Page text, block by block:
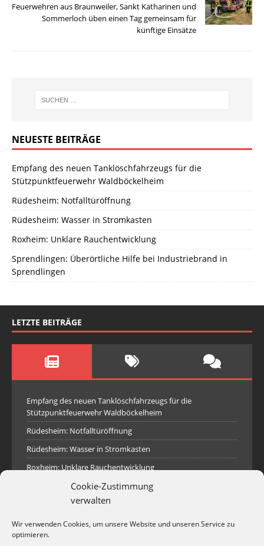
Cookie-Zustimmung
verwalten
Wir verwenden Cookies, um unsere Website und unseren Service zu
optimieren.
Feuerwehren aus Braunweiler, Sankt Katharinen und
Sommerloch üben einen Tag gemeinsam für
künftige Einsätze
NEUESTE BEITRÄGE
Empfang des neuen Tanklöschfahrzeugs für die
Stützpunktfeuerwehr Waldböckelheim
Rüdesheim: Notfalltüröffnung
Rüdesheim: Wasser in Stromkasten
Roxheim: Unklare Rauchentwicklung
Sprendlingen: Überörtliche Hilfe bei Industriebrand in
Sprendlingen
LETZTE BEITRÄGE
Empfang des neuen Tanklöschfahrzeugs für die
Stützpunktfeuerwehr Waldböckelheim
Rüdesheim: Notfalltüröffnung
Rüdesheim: Wasser in Stromkasten
Roxheim: Unklare Rauchentwicklung
Sprendlingen: Überörtliche Hilfe bei Industriebrand in
Sprendlingen
Rüdesheim: Aufgerissener Dieseltank